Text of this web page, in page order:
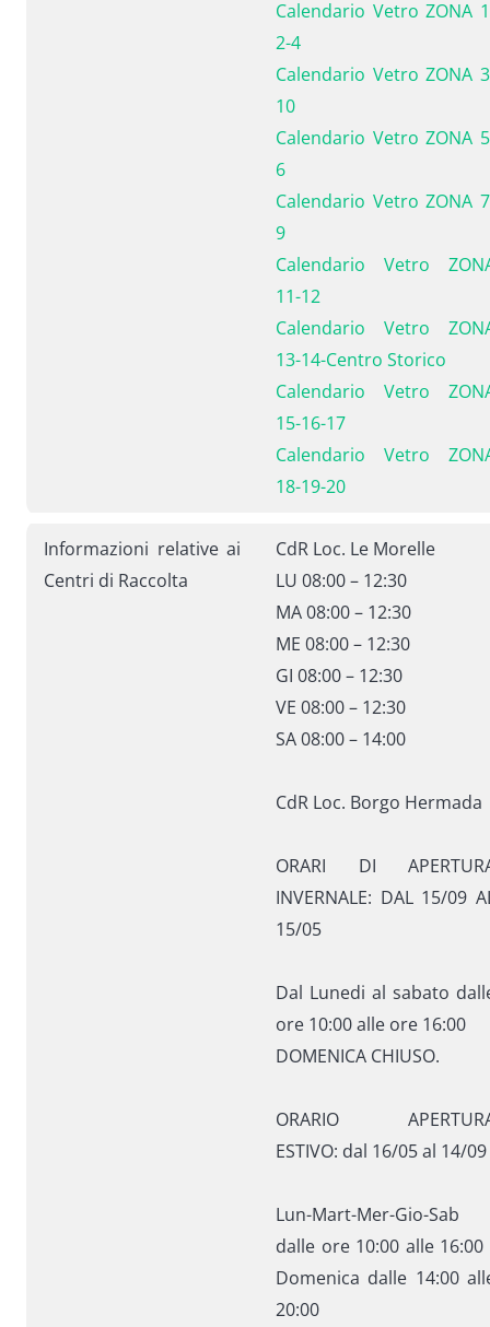
Calendario Vetro ZONA
2-4
Calendario Vetro ZONA
10
Calendario Vetro ZONA
6
Calendario Vetro ZONA
9
Calendario Vetro
11-12
Calendario Vetro
13-14-Centro Storico
Calendario Vetro
15-16-17
Calendario Vetro
18-19-20
Informazioni relative ai
Centri di Raccolta
CdR Loc. Le Morelle
LU 08:00 – 12:30
MA 08:00 – 12:30
ME 08:00 – 12:30
GI 08:00 – 12:30
VE 08:00 – 12:30
SA 08:00 – 14:00
CdR Loc. Borgo Hermada
ORARI DI
INVERNALE: DAL 15/09
15/05
Dal Lunedi al sabato
ore 10:00 alle ore 16:00
DOMENICA CHIUSO.
ORARIO
ESTIVO: dal 16/05 al 14/09
Lun-Mart-Mer-Gio-Sab
dalle ore 10:00 alle 16:00
Domenica dalle 14:00
20:00